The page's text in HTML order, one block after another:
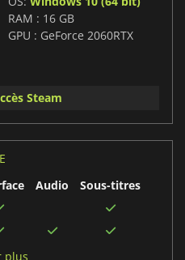
RAM : 16 GB
GPU : GeForce 2060RTX
Steam
Audio
Sous-titres
plus